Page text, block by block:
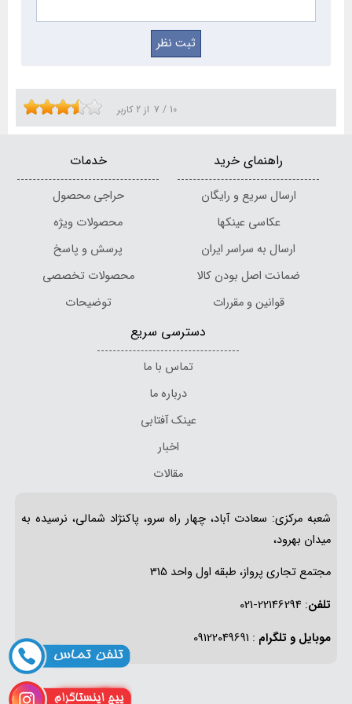
فروش عینک آفتابی و عینک تی شارژ است. با خرید از
این فروشگاه می توانید مطمئن باشید که محصولتان
7 / 10 از 2 کاربر
راهنمای خرید
ارسال سریع و رایگان
عکاسی عینکها
ارسال به سراسر ایران
ضمانت اصل بودن کالا
قوانین و مقررات
خدمات
حراجی محصول
محصولات ویژه
پرسش و پاسخ
محصولات تخصصی
توضیحات
دسترسی سریع
تماس با ما
درباره ما
عینک آفتابی
اخبار
مقالات
شعبه مرکزی: سعادت آباد، چهار راه سرو، پاکنژاد شمالی، نرسیده به
میدان بهرود،
مجتمع تجاری پرواز، طبقه اول واحد 315
تلفن: 22146294-021
موبایل و تلگرام : 09122049691